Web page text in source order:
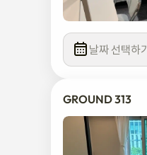
날짜 선택하기
GROUND 313